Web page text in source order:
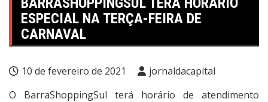
ESPECIAL NA TERÇA-FEIRA DE
CARNAVAL
10 de fevereiro de 2021
jornaldacapital
O BarraShoppingSul terá horário de atendimento